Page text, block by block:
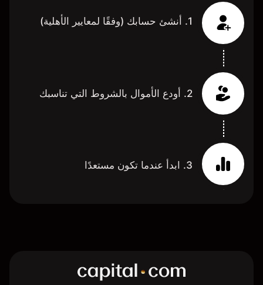
1. أنشئ حسابك (وفقًا لمعايير الأهلية)
2. أودع الأموال بالشروط التي تناسبك
3. ابدأ عندما تكون مستعدًا